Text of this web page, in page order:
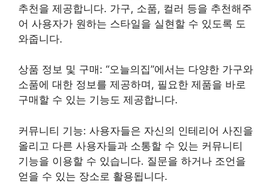
추천을 제공합니다. 가구, 소품, 컬러 등을 추천해주
어 사용자가 원하는 스타일을 실현할 수 있도록 도
와줍니다.
상품 정보 및 구매: “오늘의집”에서는 다양한 가구와
소품에 대한 정보를 제공하며, 필요한 제품을 바로
구매할 수 있는 기능도 제공합니다.
커뮤니티 기능: 사용자들은 자신의 인테리어 사진을
올리고 다른 사용자들과 소통할 수 있는 커뮤니티
기능을 이용할 수 있습니다. 질문을 하거나 조언을
얻을 수 있는 장소로 활용됩니다.